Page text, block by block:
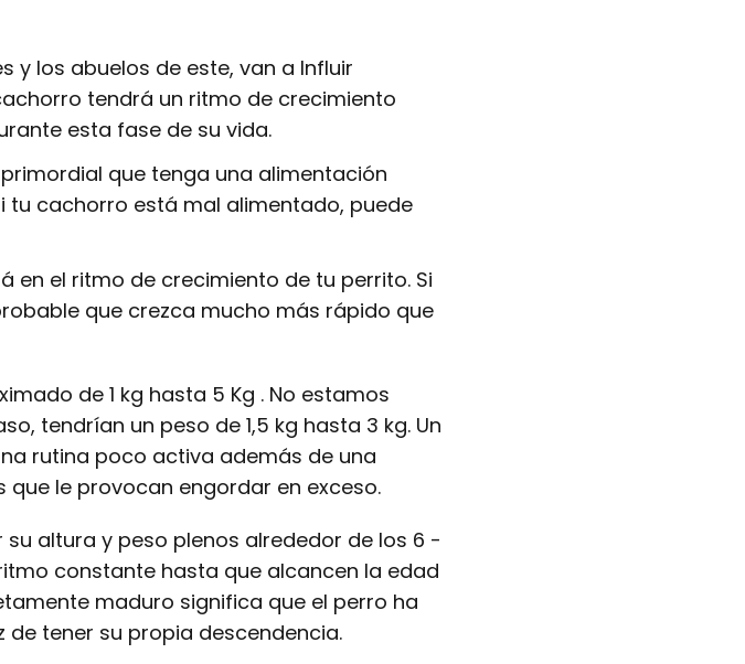
y los abuelos de este, van a Influir
tendrá un ritmo de crecimiento
esta fase de su vida.
primordial que tenga una alimentación
tu cachorro está mal alimentado, puede
en el ritmo de crecimiento de tu perrito. Si
que crezca mucho más rápido que
de 1 kg hasta 5 Kg . No estamos
tendrían un peso de 1,5 kg hasta 3 kg. Un
rutina poco activa además de una
le provocan engordar en exceso.
altura y peso plenos alrededor de los 6 -
constante hasta que alcancen la edad
maduro significa que el perro ha
tener su propia descendencia.